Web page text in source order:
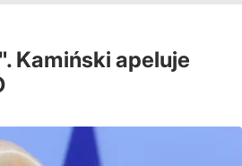
Kamiński apeluje